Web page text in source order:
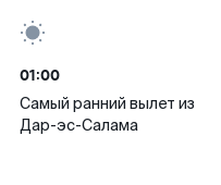
01:00
Самый ранний вылет из
Дар-эс-Салама